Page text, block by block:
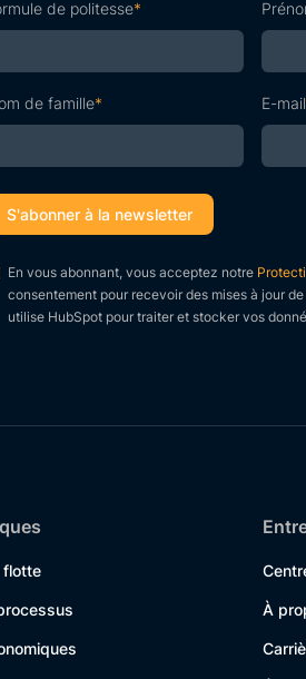
de politesse*
de famille* E-mail
En vous abonnant, vous acceptez notre
consentement pour recevoir des mises à jour
utilise HubSpot pour traiter et stocker vos
flotte
À